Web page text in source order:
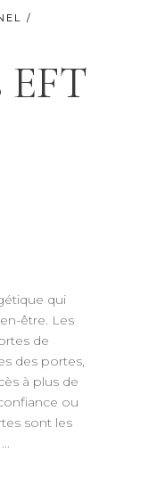
/
EFT
qui
être. Les
de
des portes,
à plus de
ou
sont les